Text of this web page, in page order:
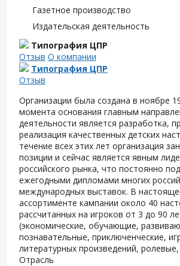
Газетное производство
Издательская деятельность
Типография ЦПР
Отзыв О компании
Типография ЦПР
Отзыв
Организации была создана в ноябре
момента основания главным
деятельности является разработка,
реализация качественных детских
течение всех этих лет организация
позиции и сейчас является явным
российского рынка, что постоянно
ежегодными дипломами многих
международных выставок. В
ассортименте кампании около 40
рассчитанных на игроков от 3 до 90
(экономические, обучающие,
познавательные, приключенческие,
литературных произведений,
Отрасль